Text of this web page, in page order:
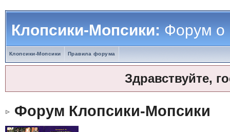
Клопсики-Мопсики:Форум о
Клопсики-Мопсики Правила форума
Здравствуйте,
Форум Клопсики-Мопсики